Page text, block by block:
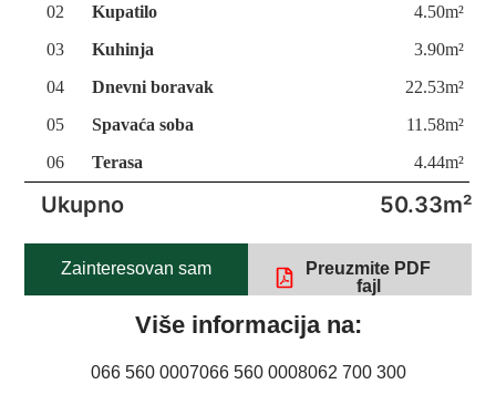
02
Kupatilo
4.50m²
03
Kuhinja
3.90m²
04
Dnevni boravak
22.53m²
05
Spavaća soba
11.58m²
06
Terasa 4.44m²
Ukupno 50.33m²
Zainteresovan sam
Preuzmite PDF
fajl
Više informacija na:
066 560 0007066 560 0008062 700 300